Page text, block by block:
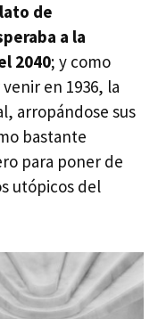
de
a la
2040; y como
en 1936, la
arropándose sus
bastante
para poner de
utópicos del